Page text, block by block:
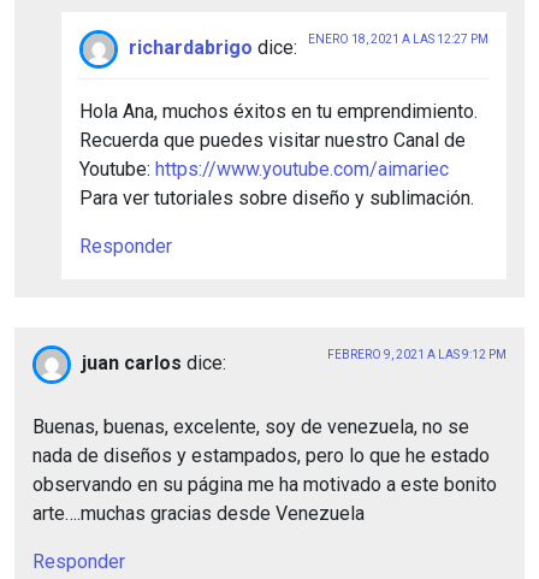
richardabrigo dice: ENERO 18, 2021 A LAS 12:27 PM
Hola Ana, muchos éxitos en tu emprendimiento.
Recuerda que puedes visitar nuestro Canal de
Youtube: https://www.youtube.com/aimariec
Para ver tutoriales sobre diseño y sublimación.
Responder
juan carlos dice: FEBRERO 9, 2021 A LAS 9:12 PM
Buenas, buenas, excelente, soy de venezuela, no se
nada de diseños y estampados, pero lo que he estado
observando en su página me ha motivado a este bonito
arte….muchas gracias desde Venezuela
Responder